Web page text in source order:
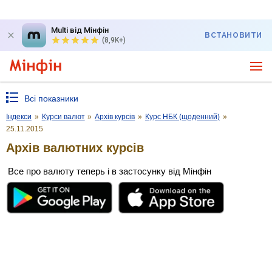
Multi від Мінфін
(8,9K+)
ВСТАНОВИТИ
Всі показники
Індекси » Курси валют » Архів курсів » Курс НБК (щоденний) »
25.11.2015
Архів валютних курсів
Все про валюту теперь і в застосунку від Мінфін